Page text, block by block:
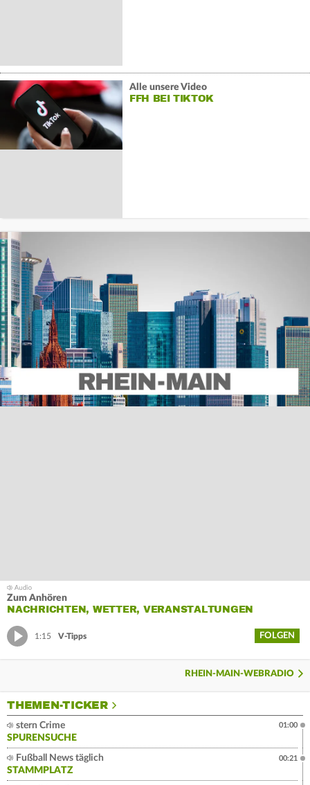
Alle unsere Video
FFH BEI TIKTOK
Zum Anhören
NACHRICHTEN, WETTER, VERANSTALTUNGEN
1:15 V-Tipps FOLGEN
RHEIN-MAIN-WEBRADIO
THEMEN-TICKER
stern Crime
SPURENSUCHE
01:00
Fußball News täglich
STAMMPLATZ
00:21